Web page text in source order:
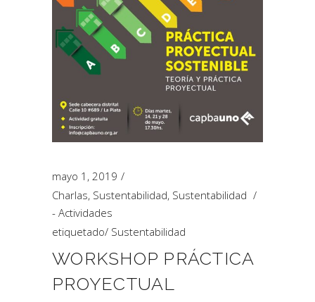
mayo 1, 2019
Charlas, Sustentabilidad, Sustentabilidad
- Actividades
etiquetado/ Sustentabilidad
WORKSHOP PRÁCTICA
PROYECTUAL